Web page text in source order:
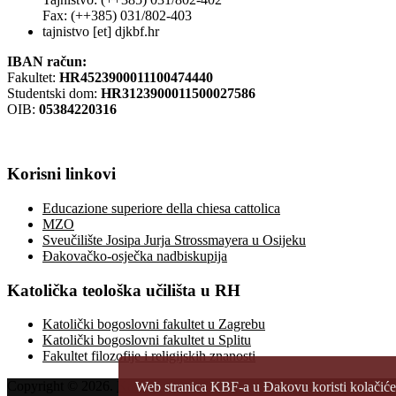
Fax: (++385) 031/802-403
tajnistvo [et] djkbf.hr
IBAN račun:
Fakultet: HR4523900011100474440
Studentski dom: HR3123900011500027586
OIB: 05384220316
Korisni linkovi
Educazione superiore della chiesa cattolica
MZO
Sveučilište Josipa Jurja Strossmayera u Osijeku
Đakovačko-osječka nadbiskupija
Katolička teološka učilišta u RH
Katolički bogoslovni fakultet u Zagrebu
Katolički bogoslovni fakultet u Splitu
Fakultet filozofije i religijskih znanosti
Katolički bogoslovni fakultet u Đakovu
Web stranica KBF-a u Đakovu koristi